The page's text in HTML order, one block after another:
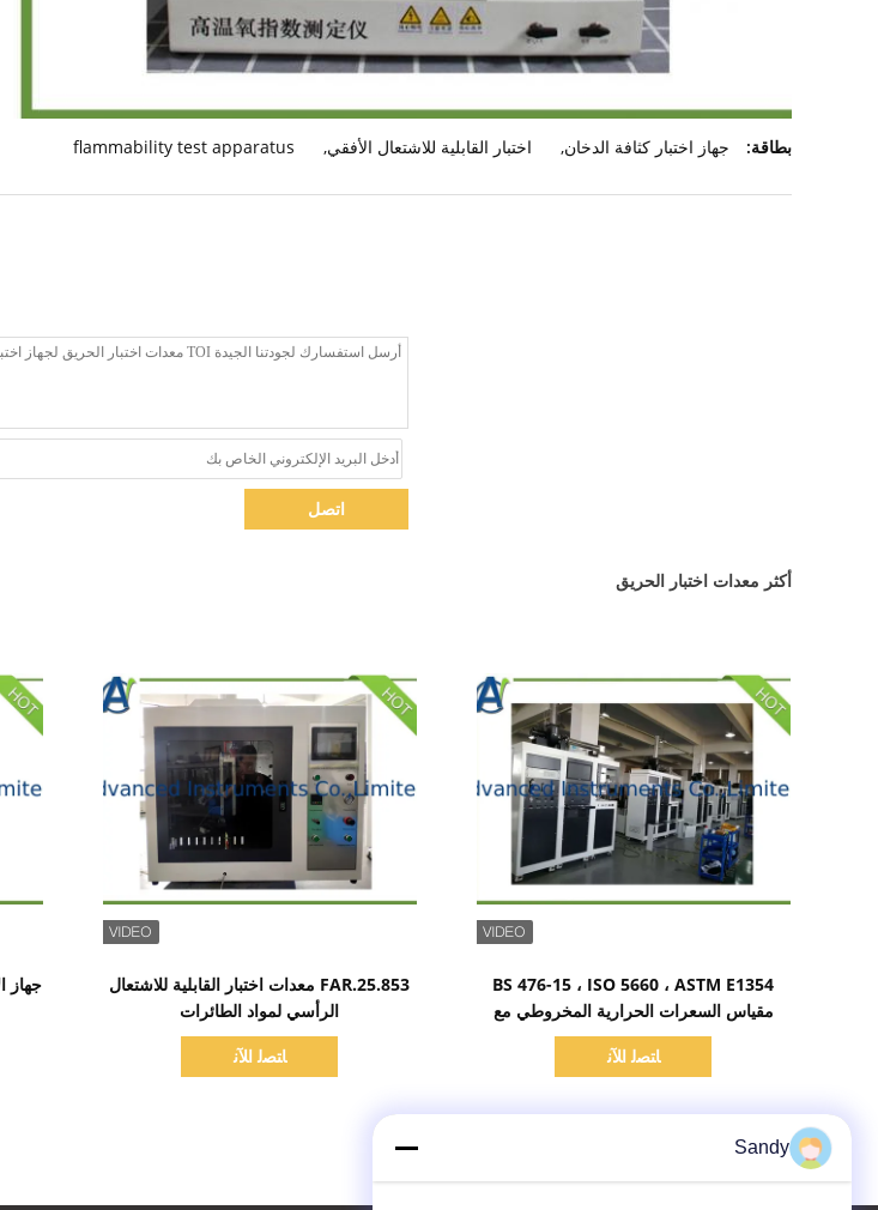
بطاقة: جهاز اختبار كثافة الدخان, اختبار القابلية للاشتعال الأفقي,
flammability test apparatus
اتصل
أكثر معدات اختبار الحريق
FAR.25.853 معدات اختبار القابلية للاشتعال
الرأسي لمواد الطائرات
ﺎﺘﺼﻟ ﺍﻶﻧ
BS 476-15 ، ISO 5660 ، ASTM E1354
مقياس السعرات الحرارية المخروطي مع
محلل الغاز المستورد
ﺎﺘﺼﻟ ﺍﻶﻧ
Sandy